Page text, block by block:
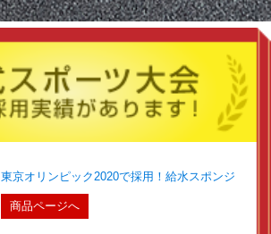
東京オリンピック2020で採用！給水スポンジ
商品ページへ